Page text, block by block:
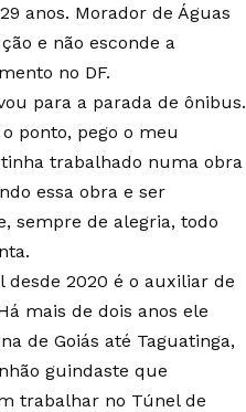
anos. Morador de Águas
e não esconde a
no DF.
para a parada de ônibus.
ponto, pego o meu
trabalhado numa obra
essa obra e ser
sempre de alegria, todo
2020 é o auxiliar de
mais de dois anos ele
de Goiás até Taguatinga,
guindaste que
trabalhar no Túnel de